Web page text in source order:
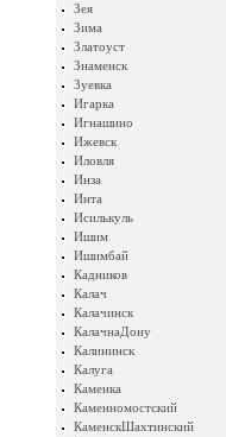
Зея
Зима
Златоуст
Знаменск
Зуевка
Игарка
Игнашино
Ижевск
Иловля
Инза
Инта
Исилькуль
Ишим
Ишимбай
Кадников
Калач
Калачинск
КалачнаДону
Калининск
Калуга
Каменка
Каменномостский
КаменскШахтинский